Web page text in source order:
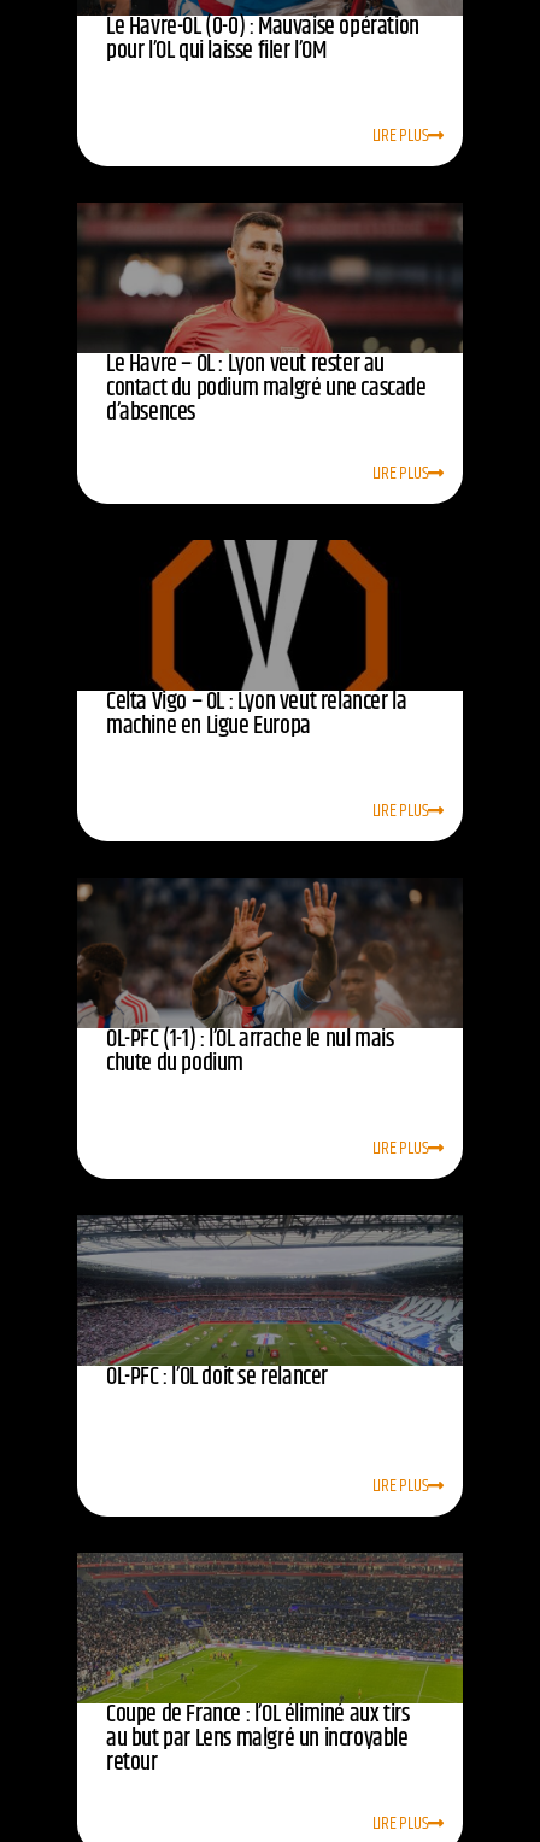
Le Havre-OL (0-0) : Mauvaise opération
pour l’OL qui laisse filer l’OM
LIRE PLUS
Le Havre – OL : Lyon veut rester au
contact du podium malgré une cascade
d’absences
LIRE PLUS
Celta Vigo – OL : Lyon veut relancer la
machine en Ligue Europa
LIRE PLUS
OL-PFC (1-1) : l’OL arrache le nul mais
chute du podium
LIRE PLUS
OL-PFC : l’OL doit se relancer
LIRE PLUS
Coupe de France : l’OL éliminé aux tirs
au but par Lens malgré un incroyable
retour
LIRE PLUS